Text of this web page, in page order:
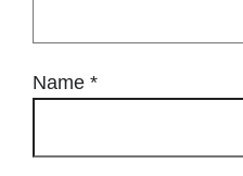
Name *